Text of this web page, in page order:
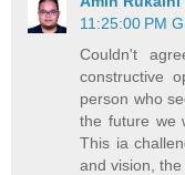
11:25:00 PM
Couldn't
constructive
person who
the future we
This ia
and vision, the